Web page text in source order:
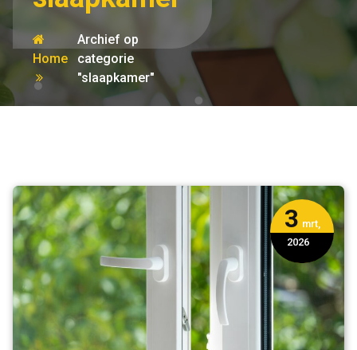
Home
Archief op
categorie
"slaapkamer"
3 mrt,
2026